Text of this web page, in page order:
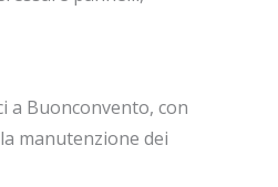
a Buonconvento, con
manutenzione dei